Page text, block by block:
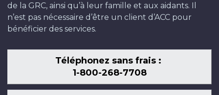
de la GRC, ainsi qu’à leur famille et aux aidants. Il
n’est pas nécessaire d’être un client d’ACC pour
bénéficier des services.
Téléphonez sans frais :
1-800-268-7708